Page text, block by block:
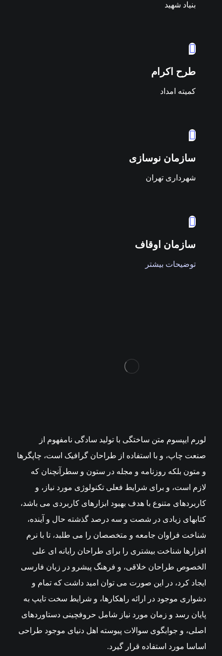
بنیاد شهید
طرح اکرام
کمیته امداد
سازمان نوسازی
شهرداری تهران
سازمان اوقاف
توضیحات بیشتر
لورم ایپسوم متن ساختگی با تولید سادگی نامفهوم از
صنعت چاپ، و با استفاده از طراحان گرافیک است، چاپگرها
و متون بلکه روزنامه و مجله در ستون و سطرآنچنان که
لازم است، و برای شرایط فعلی تکنولوژی مورد نیاز، و
کاربردهای متنوع با هدف بهبود ابزارهای کاربردی می باشد،
کتابهای زیادی در شصت و سه درصد گذشته حال و آینده،
شناخت فراوان جامعه و متخصصان را می طلبد، تا با نرم
افزارها شناخت بیشتری را برای طراحان رایانه ای علی
الخصوص طراحان خلاقی، و فرهنگ پیشرو در زبان فارسی
ایجاد کرد، در این صورت می توان امید داشت که تمام و
دشواری موجود در ارائه راهکارها، و شرایط سخت تایپ به
پایان رسد و زمان مورد نیاز شامل حروفچینی دستاوردهای
اصلی، و جوابگوی سوالات پیوسته اهل دنیای موجود طراحی
اساسا مورد استفاده قرار گیرد.